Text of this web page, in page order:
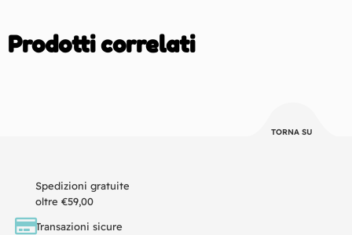
Prodotti correlati
TORNA SU
Spedizioni gratuite
oltre €59,00
Transazioni sicure